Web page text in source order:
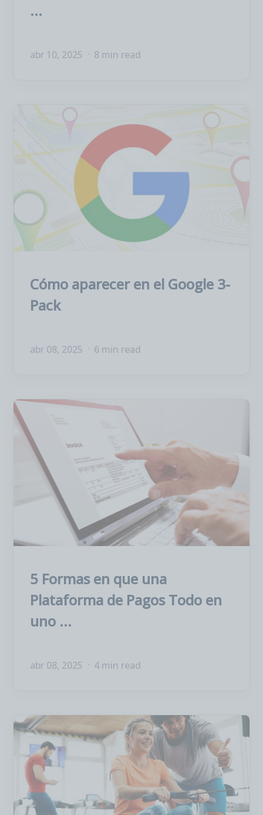
...
abr 10, 2025 8 min read
Cómo aparecer en el Google 3-
Pack
abr 08, 2025 6 min read
5 Formas en que una
Plataforma de Pagos Todo en
uno ...
abr 08, 2025 4 min read